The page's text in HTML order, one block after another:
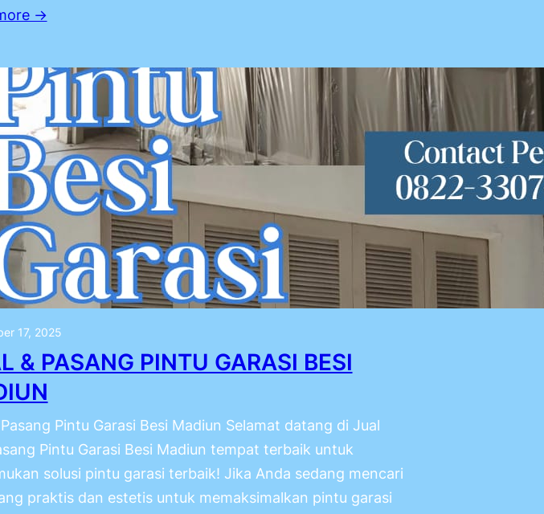
→
17, 2025
& PASANG PINTU GARASI BESI
Pintu Garasi Besi Madiun Selamat datang di Jual
Pintu Garasi Besi Madiun tempat terbaik untuk
solusi pintu garasi terbaik! Jika Anda sedang mencari
praktis dan estetis untuk memaksimalkan pintu garasi